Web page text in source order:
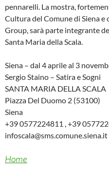
pennarelli. La mostra,
Cultura del Comune di Siena
Group, sarà parte integrante
Santa Maria della Scala.
Siena – dal 4 aprile al 3
Sergio Staino – Satira e Sogni
SANTA MARIA DELLA SCALA
Piazza Del Duomo 2 (53100)
Siena
+39 0577224811 , +39
infoscala@sms.comune.siena.it
Home